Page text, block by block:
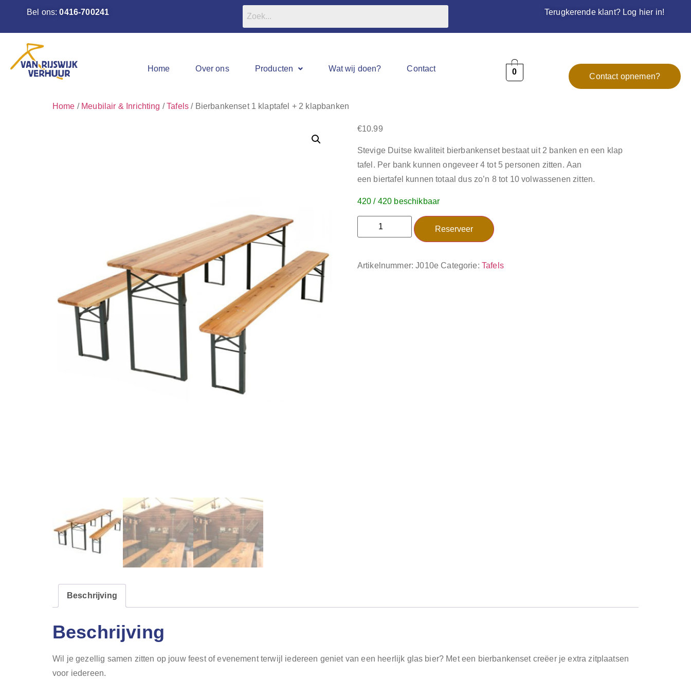
Bel ons:0416-700241 Terugkerende klant? Log hier in!
Home Over ons Producten Wat wij doen? Contact 0
Contact opnemen?
Home / Meubilair & Inrichting /Tafels / Bierbankenset 1 klaptafel + 2 klapbanken
€10.99
Stevige Duitse kwaliteit bierbankenset bestaat uit 2 banken en een klap
tafel. Per bank kunnen ongeveer 4 tot 5 personen zitten. Aan
een biertafel kunnen totaal dus zo’n 8 tot 10 volwassenen zitten.
420 / 420 beschikbaar
Reserveer
Artikelnummer:J010e Categorie: Tafels
Beschrijving
Beschrijving
Wil je gezellig samen zitten op jouw feest of evenement terwijl iedereen geniet van een heerlijk glas bier? Met een bierbankenset creëer je extra zitplaatsen
voor iedereen.